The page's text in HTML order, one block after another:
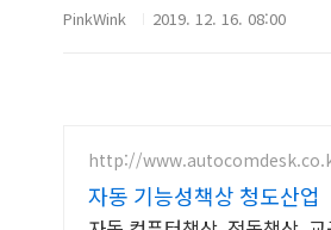
PinkWink 2019. 12. 16. 08:00
http://
자동 기능성책상 청도산업